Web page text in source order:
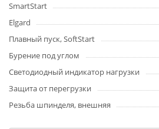
SmartStart
Elgard
Плавный пуск, SoftStart
Бурение под углом
Светодиодный индикатор нагрузки
Защита от перегрузки
Резьба шпинделя, внешняя